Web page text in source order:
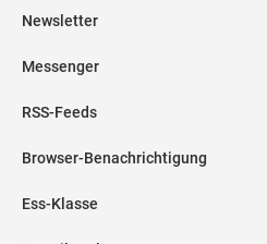
Newsletter
Messenger
RSS-Feeds
Browser-Benachrichtigung
Ess-Klasse